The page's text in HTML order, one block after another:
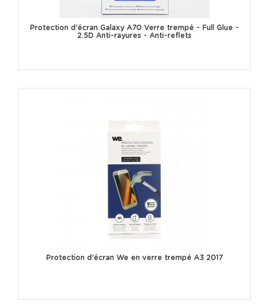
Protection d'écran Galaxy A70 Verre trempé - Full Glue -
2.5D Anti-rayures - Anti-reflets
Protection d'écran We en verre trempé A3 2017